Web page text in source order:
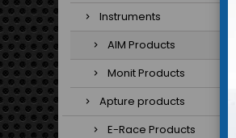
Instruments
AIM Products
Monit Products
Apture products
E-Race Products